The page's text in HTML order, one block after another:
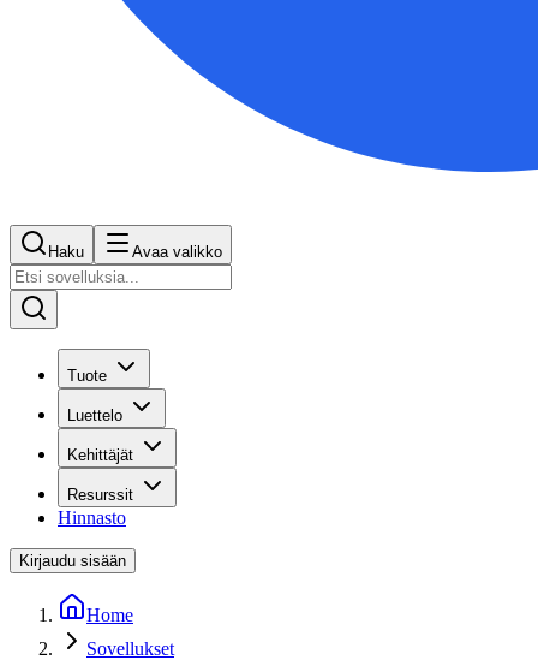
Haku Avaa valikko
Tuote
Luettelo
Kehittäjät
Resurssit
Hinnasto
Kirjaudu sisään
Home
Sovellukset